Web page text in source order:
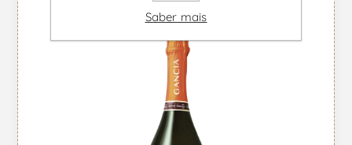
Saber mais